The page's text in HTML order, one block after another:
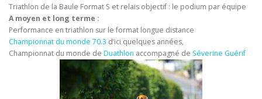
Triathlon de la Baule Format S et relais objectif : le podium par équipe
A moyen et long terme :
Performance en triathlon sur le format longue distance
Championnat du monde 70.3 d’ici quelques années,
Championnat du monde de Duathlon accompagné de Séverine Guérif